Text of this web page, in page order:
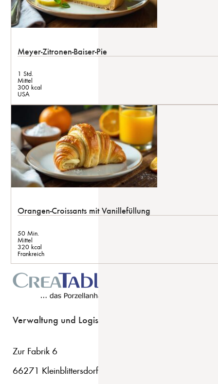
Meyer-Zitronen-Baiser-Pie
1 Std.
Mittel
300 kcal
USA
Orangen-Croissants mit Vanillefüllung
50 Min.
Mittel
320 kcal
Frankreich
Verwaltung und Logistik
Zur Fabrik 6
66271 Kleinblittersdorf